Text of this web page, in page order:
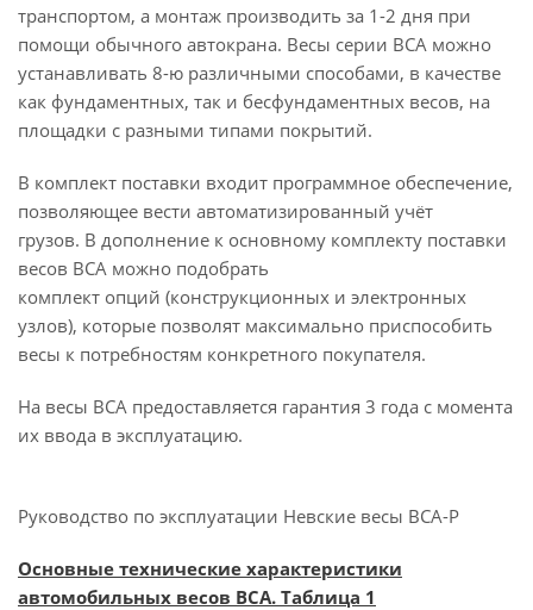
транспортом, а монтаж производить за 1-2 дня при
помощи обычного автокрана. Весы серии ВСА можно
устанавливать 8-ю различными способами, в качестве
как фундаментных, так и бесфундаментных весов, на
площадки с разными типами покрытий.
В комплект поставки входит программное обеспечение,
позволяющее вести автоматизированный учёт
грузов. В дополнение к основному комплекту поставки
весов ВСА можно подобрать
комплект опций (конструкционных и электронных
узлов), которые позволят максимально приспособить
весы к потребностям конкретного покупателя.
На весы ВСА предоставляется гарантия 3 года с момента
их ввода в эксплуатацию.
Руководство по эксплуатации Невские весы ВСА-Р
Основные технические характеристики
автомобильных весов ВСА. Таблица 1